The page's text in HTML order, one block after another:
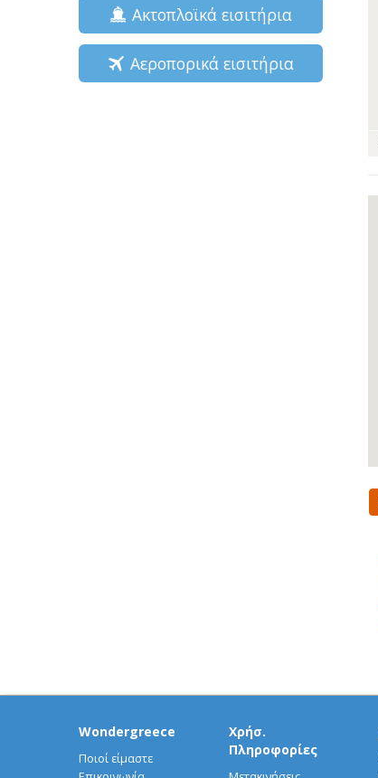
Ακτοπλοϊκά εισιτήρια
Αεροπορικά εισιτήρια
Wondergreece
Ποιοί είμαστε
Χρήσ.
Πληροφορίες